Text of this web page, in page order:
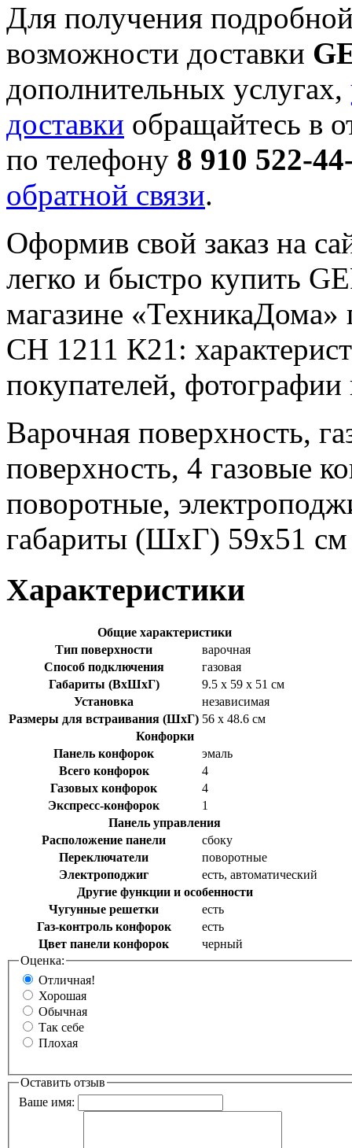
Для получения
возможности доставки
дополнительных услугах,
доставки обращайтесь в
по телефону 8 910 522-
обратной связи.
Оформив свой заказ на
легко и быстро купить
магазине
СН 1211 К21:
покупателей,
Варочная поверхность,
поверхность, 4 газовые
поворотные,
габариты (ШхГ) 59x51 см
Характеристики
Общие характеристики
Тип поверхности
варочная
Способ подключения
газовая
Габариты (ВхШхГ)
9.5 x 59 x 51 см
Установка
независимая
Размеры для встраивания (ШхГ) 56 x 48.6 см
Конфорки
Панель конфорок
эмаль
Всего конфорок
4
Газовых конфорок
4
Экспресс-конфорок
1
Панель управления
Расположение панели
сбоку
Переключатели
поворотные
Электроподжиг
есть, автоматический
Другие функции и особенности
Чугунные решетки
есть
Газ-контроль конфорок
есть
Цвет панели конфорок
черный
Оценка:
Отличная!
Хорошая
Обычная
Так себе
Плохая
Оставить отзыв
Ваше имя: